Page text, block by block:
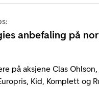
anbefaling på
på aksjene Clas Ohlson,
Kid, Komplett og